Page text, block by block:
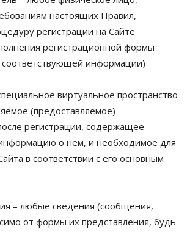
настоящих Правил,
регистрации на Сайте
регистрационной формы
соответствующей информации)
виртуальное пространство
(предоставляемое)
регистрации, содержащее
о нем, и необходимое для
в соответствии с его основным
– любые сведения (сообщения,
от формы их представления, будь